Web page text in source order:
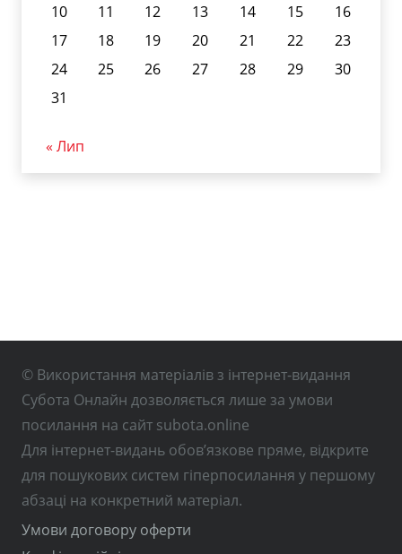
10
11 12 13 14 15
16
17
18 19 20 21 22
23
24
25 26 27 28 29
30
31
« Лип
© Використання матеріалів з інтернет-видання
Субота Онлайн дозволяється лише за умови
посилання на сайт subota.online
Для інтернет-видань обов’язкове пряме, відкрите
для пошукових систем гіперпосилання у першому
абзаці на конкретний матеріал.
Умови договору оферти